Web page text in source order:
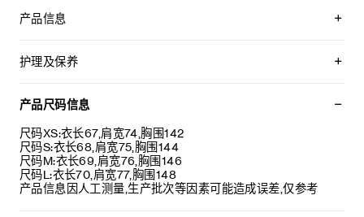
产品信息
CELINE PARIS刺绣
罗纹饰边
编号：RY0SL0Y51.27BR
护理及保养
仅使用不含漂白剂的洗衣产品。
最高熨烫温度：110°C / 230°F
不可使用蒸汽。
本品可用芳香化合物进行轻柔干洗。
产品尺码信息
尺码XS:衣长67,肩宽74,胸围142
尺码S:衣长68,肩宽75,胸围144
尺码M:衣长69,肩宽76,胸围146
尺码L:衣长70,肩宽77,胸围148
产品信息因人工测量,生产批次等因素可能造成误差,仅参考